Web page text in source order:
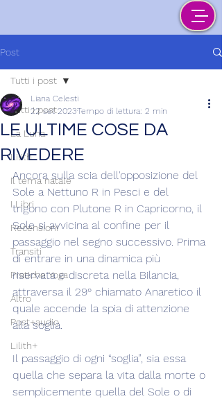
Post
Tutti i post
La Luna
Lilith
Il tema natale
I Libri
Recensioni
Transiti
Pratiche Yoga
Altro
Post+audio
Lilith+
Tutti i post
LE ULTIME COSE DA
RIVEDERE
Liana Celesti
22 set 2023Tempo di lettura: 2 min
Ancora sulla scia dell'opposizione del
Sole a Nettuno R in Pesci e del
trigono con Plutone R in Capricorno, il
Sole si avvicina al confine per il
passaggio nel segno successivo. Prima
di entrare in una dinamica più
riservata e discreta nella Bilancia,
attraversa il 29° chiamato Anaretico il
quale accende la spia di attenzione
alla soglia.
Il passaggio di ogni “soglia”, sia essa
quella che separa la vita dalla morte o
semplicemente quella del Sole o di